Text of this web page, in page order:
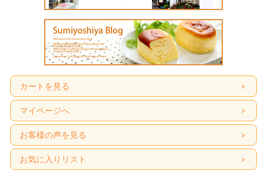
カートを見る
マイページへ
お客様の声を見る
お気に入りリスト